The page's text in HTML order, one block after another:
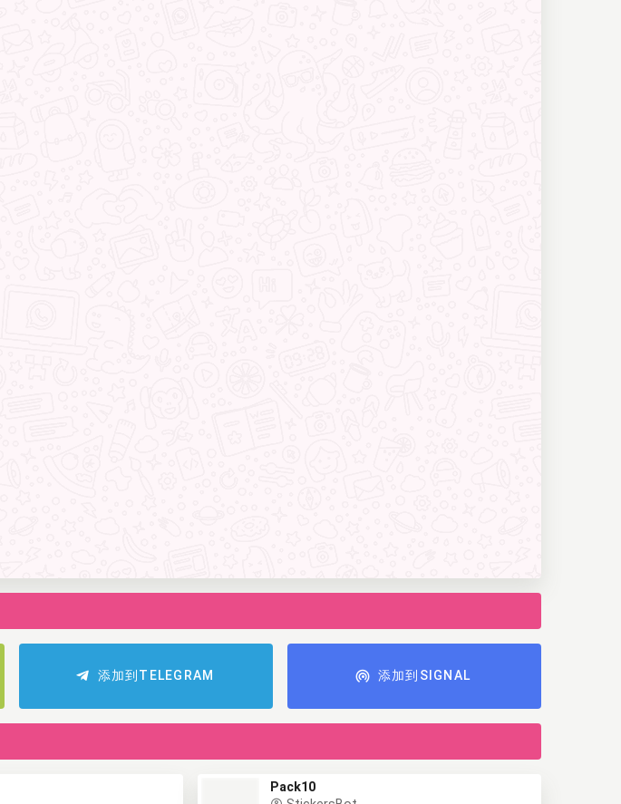
添加到TELEGRAM 添加到SIGNAL
Pack10